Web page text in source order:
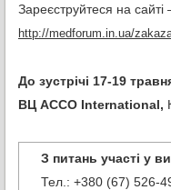
Зареєструйтеся на
http://medforum.in.ua/
До зустрічі 17-19
ВЦ ACCO International,
З питань участі у
Тел.: +380 (67) 526-